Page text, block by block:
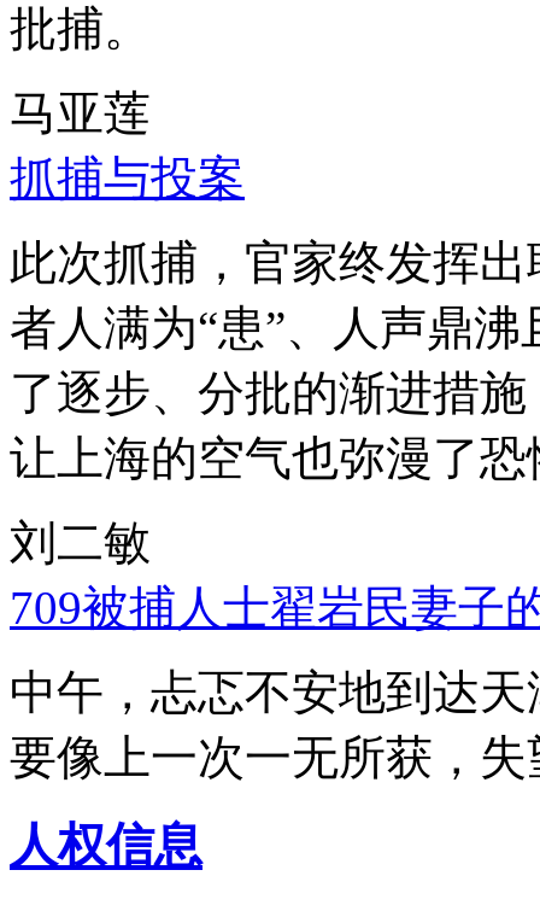
批捕。
马亚莲
抓捕与投案
此次抓捕，官家终发挥
者人满为“患”、人声鼎
了逐步、分批的渐进措
让上海的空气也弥漫了
刘二敏
709被捕人士翟岩民妻子
中午，忐忑不安地到达
要像上一次一无所获，
人权信息